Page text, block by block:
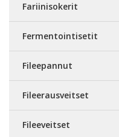
Fariinisokerit
Fermentointisetit
Fileepannut
Fileerausveitset
Fileeveitset